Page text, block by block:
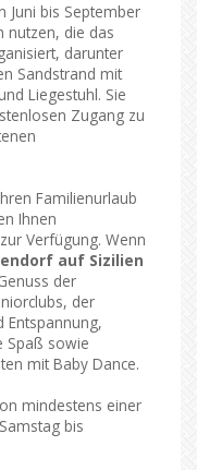
Juni bis September
nutzen, die das
darunter
Sandstrand mit
Liegestuhl. Sie
Zugang zu
Familienurlaub
Ihnen
Verfügung. Wenn
auf Sizilien
der
der
Entspannung,
Spaß sowie
mit Baby Dance.
mindestens einer
bis